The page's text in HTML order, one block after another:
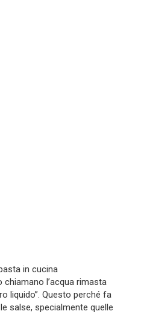
in cucina
l’acqua rimasta
liquido”. Questo perché fa
salse, specialmente quelle